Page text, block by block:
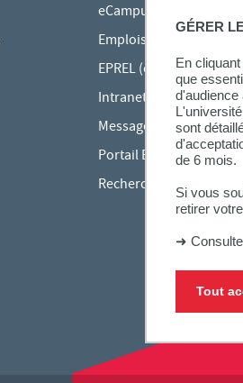
GÉRER
En
que
d'audience
sont
de 6 mois.
Si vous
retirer
➜
Tout
eCampus
Emplois du temps en
EPREL (cours en ligne)
Intranet des personnels
Messagerie étudiante
Portail Bu Athéna
Rechercher une